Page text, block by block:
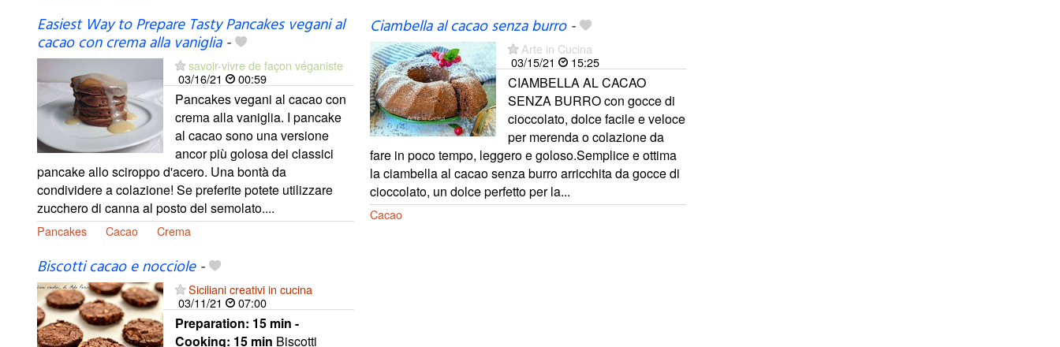
Easiest Way to Prepare Tasty Pancakes vegani al
cacao con crema alla vaniglia-
savoir-vivre de façon véganiste
03/16/21
00:59
Pancakes vegani al cacao con
crema alla vaniglia. I pancake
al cacao sono una versione
ancor più golosa dei classici
pancake allo sciroppo d'acero. Una bontà da
condividere a colazione! Se preferite potete utilizzare
zucchero di canna al posto del semolato....
Pancakes Cacao Crema
Ciambella al cacao senza burro-
Arte in Cucina
03/15/21
15:25
CIAMBELLA AL CACAO
SENZA BURRO con gocce di
cioccolato, dolce facile e veloce
per merenda o colazione da
fare in poco tempo, leggero e goloso.Semplice e ottima
la ciambella al cacao senza burro arricchita da gocce di
cioccolato, un dolce perfetto per la...
Cacao
Biscotti cacao e nocciole-
Siciliani creativi in cucina
03/11/21
07:00
Preparation: 15 min -
Cooking: 15 min Biscotti